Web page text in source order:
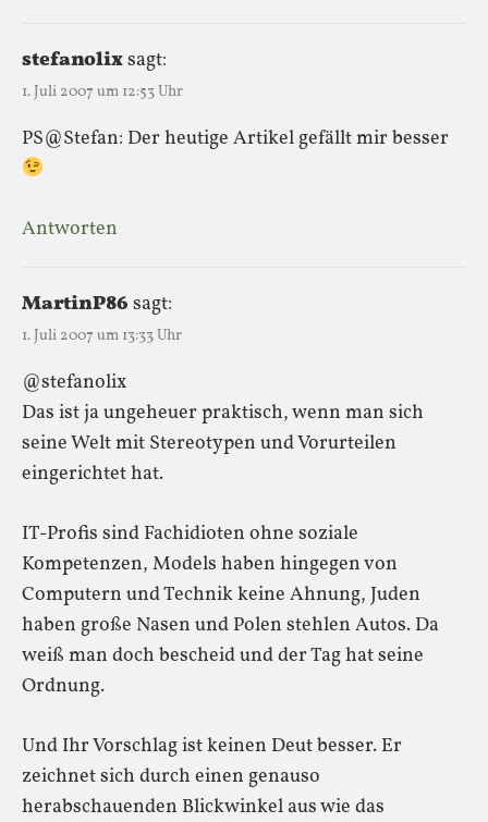
stefanolixsagt:
1. Juli 2007 um 12:53 Uhr
PS@Stefan: Der heutige Artikel gefällt mir besser
Antworten
MartinP86 sagt:
1. Juli 2007 um 13:33 Uhr
@stefanolix
Das ist ja ungeheuer praktisch, wenn man sich
seine Welt mit Stereotypen und Vorurteilen
eingerichtet hat.
IT-Profis sind Fachidioten ohne soziale
Kompetenzen, Models haben hingegen von
Computern und Technik keine Ahnung, Juden
haben große Nasen und Polen stehlen Autos. Da
weiß man doch bescheid und der Tag hat seine
Ordnung.
Und Ihr Vorschlag ist keinen Deut besser. Er
zeichnet sich durch einen genauso
herabschauenden Blickwinkel aus wie das